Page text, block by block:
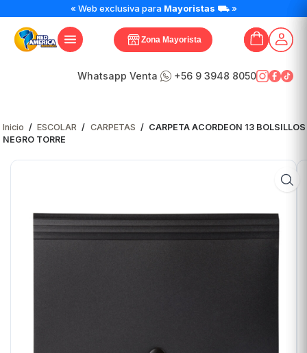
« Web exclusiva para Mayoristas ⛟ »
Zona Mayorista
Whatsapp Venta +56 9 3948 8050
Inicio / ESCOLAR / CARPETAS / CARPETA ACORDEON 13 BOLSILLOS
NEGRO TORRE
ACORDEON
13
BOLSILLOS